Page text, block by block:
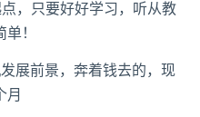
，只要好好学习，听从教
！
展前景，奔着钱去的，现
月